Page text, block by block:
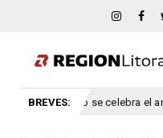
BREVES:
se celebra el aniversario San